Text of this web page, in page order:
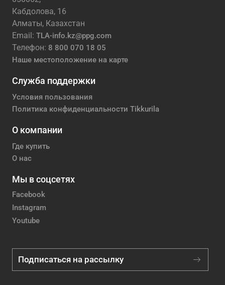
Кабдолова, 16
Алматы, Казахстан
Email: TLA-info.kz@ppg.com
Телефон: 8 800 070 18 05
Наше местоположение на карте
Служба поддержки
Условия пользования
Политика конфиденциальности Tikkurila
О компании
Где купить
О нас
Мы в соцсетях
Facebook
Instagram
Youtube
Подписаться на рассылку